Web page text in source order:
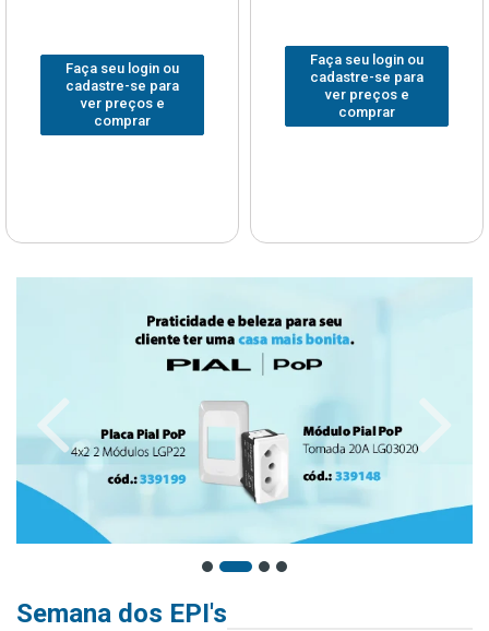
Faça seu login ou
cadastre-se para
ver preços e
comprar
Faça seu login ou
cadastre-se para
ver preços e
comprar
Semana dos EPI's